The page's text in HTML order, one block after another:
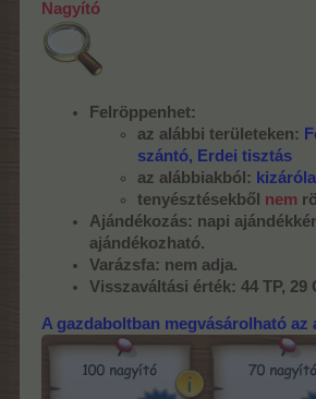
Nagyító
Felröppenhet:
az alábbi területeken:
szántó, Erdei tisztás
az alábbiakból:
tenyésztésekből nem
Ajándékozás: napi
ajándékozható.
Varázsfa: nem adja.
Visszaváltási érték: 44 TP, 29
A gazdaboltban megvásárolható az